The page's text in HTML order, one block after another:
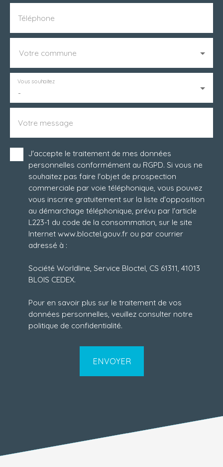
Téléphone
Votre commune
-
Vous souhaitez
Votre message
J'accepte le traitement de mes données
personnelles conformément au RGPD. Si vous ne
souhaitez pas faire l'objet de prospection
commerciale par voie téléphonique, vous pouvez
vous inscrire gratuitement sur la liste d'opposition
au démarchage téléphonique, prévu par l'article
L223-1 du code de la consommation, sur le site
Internet www.bloctel.gouv.fr ou par courrier
adressé à :
Société Worldline, Service Bloctel, CS 61311, 41013
BLOIS CEDEX.
Pour en savoir plus sur le traitement de vos
données personnelles, veuillez consulter notre
politique de confidentialité.
ENVOYER